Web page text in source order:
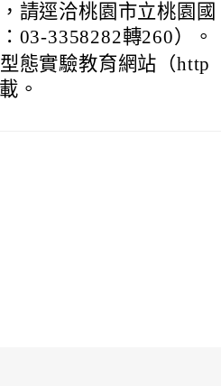
請逕洽桃園市立桃園國
03-3358282轉260）。
態實驗教育網站（http
。